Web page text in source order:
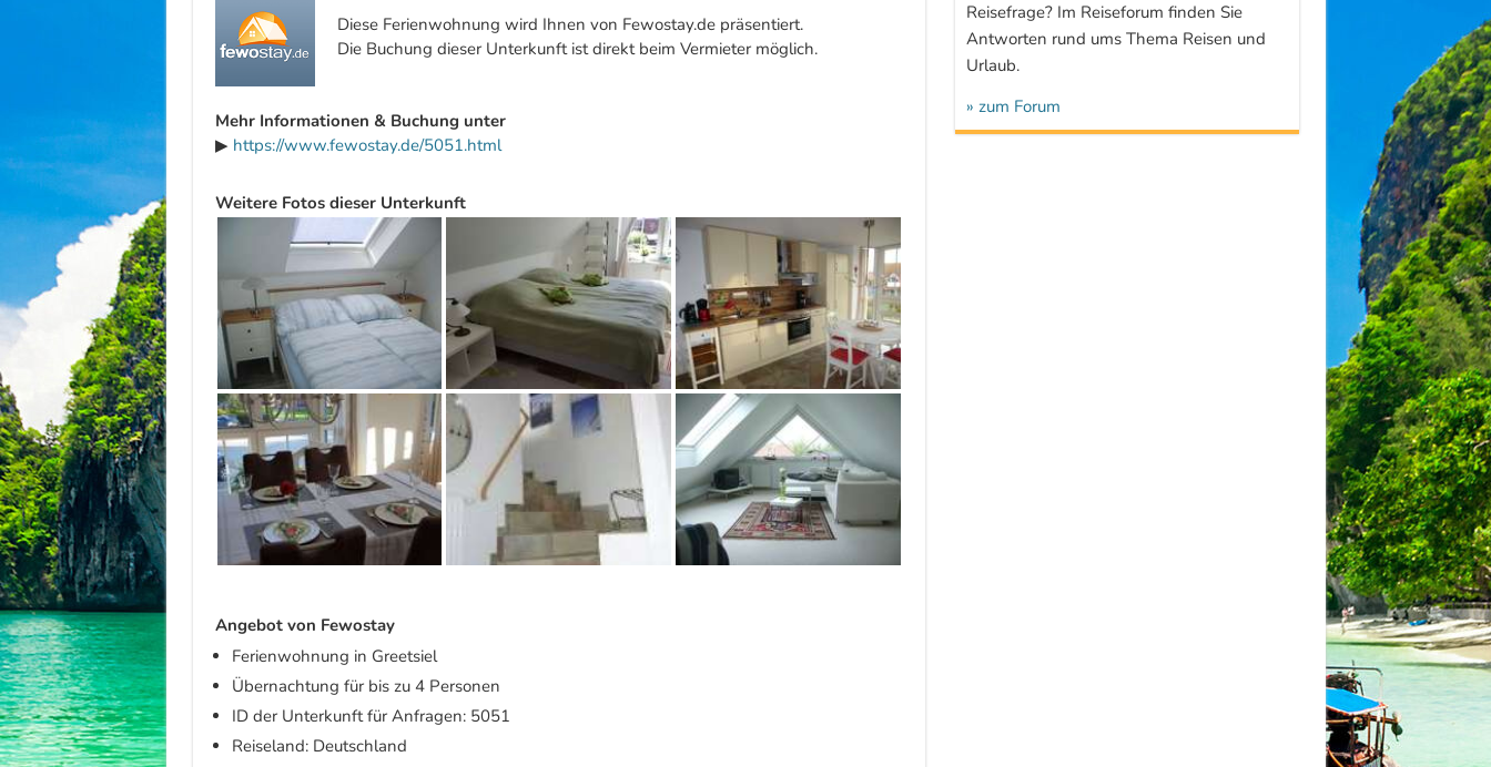
Diese Ferienwohnung wird Ihnen von Fewostay.de präsentiert.
Die Buchung dieser Unterkunft ist direkt beim Vermieter möglich.
Mehr Informationen & Buchung unter
▶ https://www.fewostay.de/5051.html
Weitere Fotos dieser Unterkunft
Angebot von Fewostay
Ferienwohnung in Greetsiel
Übernachtung für bis zu 4 Personen
ID der Unterkunft für Anfragen: 5051
Reiseland: Deutschland
Reisefrage? Im Reiseforum finden Sie
Antworten rund ums Thema Reisen und
Urlaub.
» zum Forum